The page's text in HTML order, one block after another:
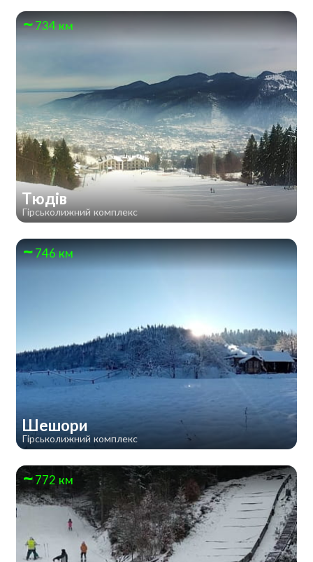
734 км
Тюдів
Гірськолижний комплекс
746 км
Шешори
Гірськолижний комплекс
772 км